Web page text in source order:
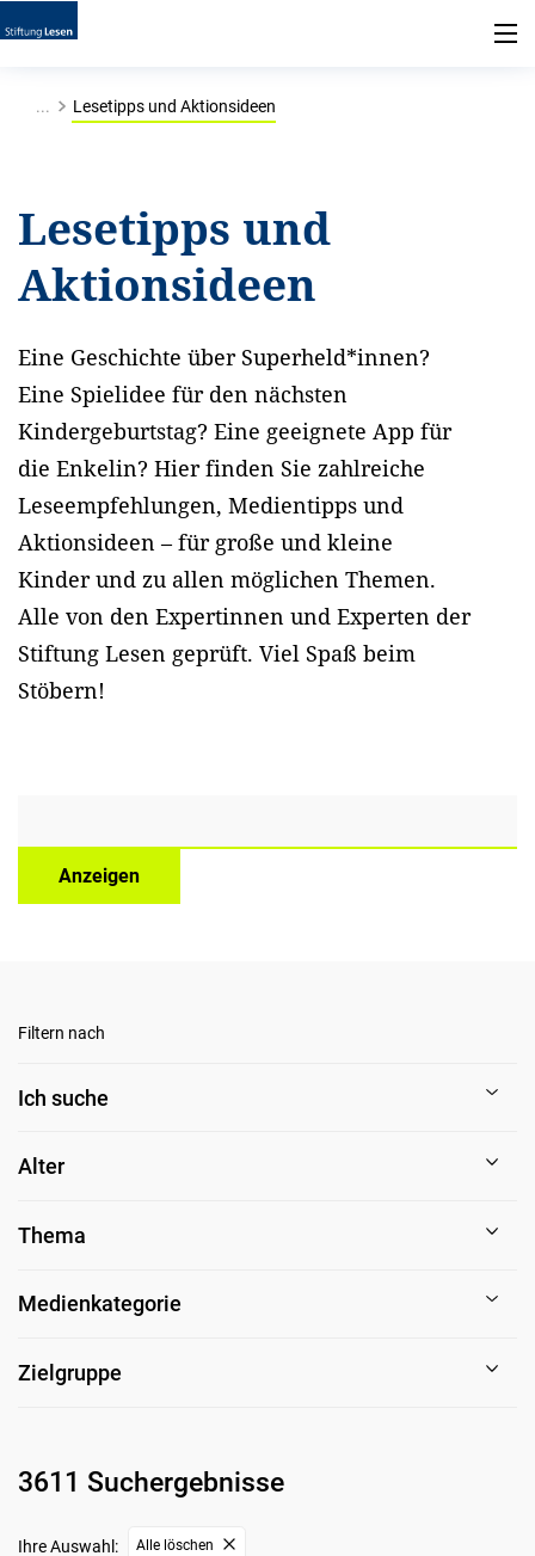
... Lesetipps und Aktionsideen
Lesetipps und
Aktionsideen
Eine Geschichte über Superheld*innen?
Eine Spielidee für den nächsten
Kindergeburtstag? Eine geeignete App für
die Enkelin? Hier finden Sie zahlreiche
Leseempfehlungen, Medientipps und
Aktionsideen – für große und kleine
Kinder und zu allen möglichen Themen.
Alle von den Expertinnen und Experten der
Stiftung Lesen geprüft. Viel Spaß beim
Stöbern!
Anzeigen
Filtern nach
Ich suche
Alter
Thema
Medienkategorie
Zielgruppe
3611 Suchergebnisse
Ihre Auswahl: Alle löschen